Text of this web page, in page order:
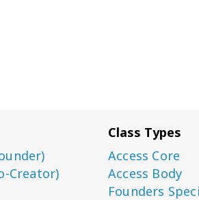
Creator)
Class Types
Access Core
Access Body
Founders